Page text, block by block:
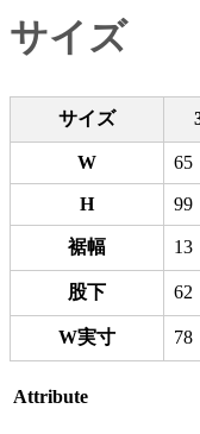
サイズ
サイズ
W 65
H 99
裾幅 13
股下 62
W実寸 78
Attribute